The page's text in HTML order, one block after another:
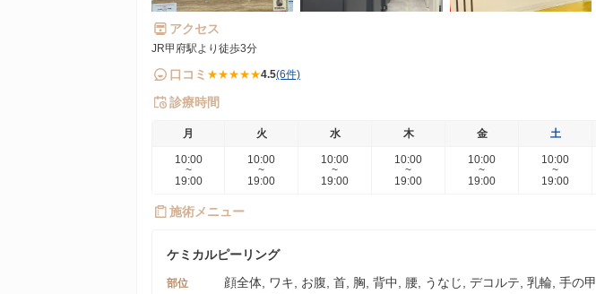
アクセス
JR甲府駅より徒歩3分
口コミ ★★★★★4.5(6件)
診療時間
月 火 水 木 金 土
10:00
~
19:00
10:00
~
19:00
10:00
~
19:00
10:00
~
19:00
10:00
~
19:00
10:00
~
19:00
施術メニュー
ケミカルピーリング
部位 顔全体, ワキ, お腹, 首, 胸, 背中, 腰, うなじ, デコルテ, 乳輪, 手の甲